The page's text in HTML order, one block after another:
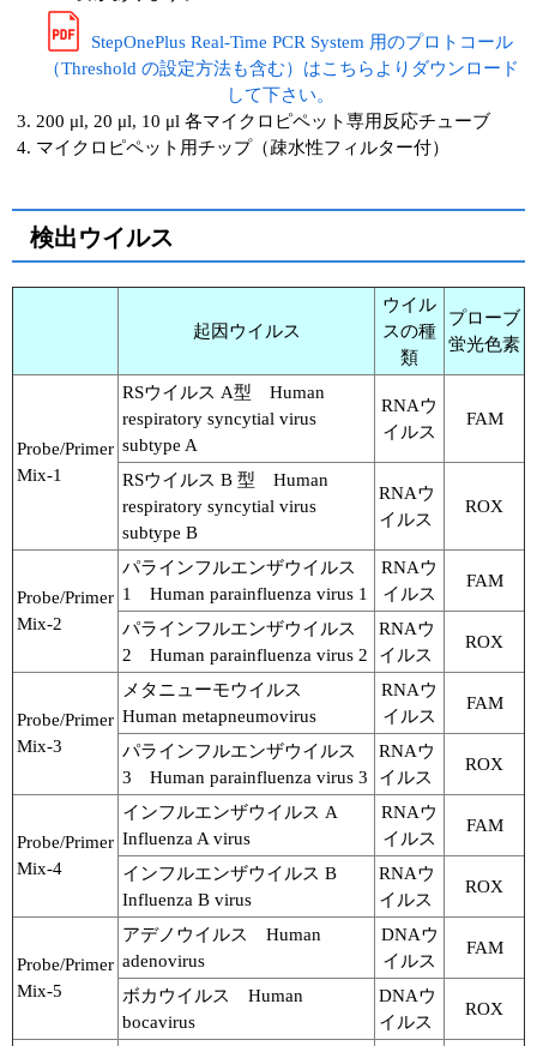
StepOnePlus Real-Time PCR System 用のプロトコール
（Threshold の設定方法も含む）はこちらよりダウンロード
して下さい。
200 μl, 20 μl, 10 μl 各マイクロピペット専用反応チューブ
マイクロピペット用チップ（疎水性フィルター付）
検出ウイルス
起因ウイルス
ウイル
スの種
類
プローブ
蛍光色素
Probe/Primer
Mix-1
RSウイルス A型 Human
respiratory syncytial virus
subtype A
RNAウ
イルス
FAM
RSウイルス B 型 Human
respiratory syncytial virus
subtype B
RNAウ
イルス
ROX
Probe/Primer
Mix-2
パラインフルエンザウイルス
1 Human parainfluenza virus 1
RNAウ
イルス
FAM
パラインフルエンザウイルス
2 Human parainfluenza virus 2
RNAウ
イルス
ROX
Probe/Primer
Mix-3
メタニューモウイルス
Human metapneumovirus
RNAウ
イルス
FAM
パラインフルエンザウイルス
3 Human parainfluenza virus 3
RNAウ
イルス
ROX
Probe/Primer
Mix-4
インフルエンザウイルス A
Influenza A virus
RNAウ
イルス
FAM
インフルエンザウイルス B
Influenza B virus
RNAウ
イルス
ROX
Probe/Primer
Mix-5
アデノウイルス Human
adenovirus
DNAウ
イルス
FAM
ボカウイルス Human
bocavirus
DNAウ
イルス
ROX